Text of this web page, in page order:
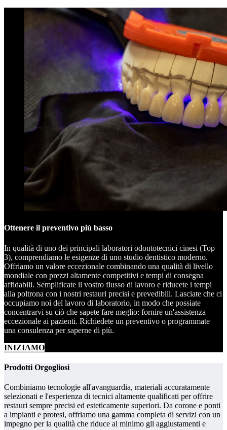
Ottenere il preventivo più basso
In qualità di uno dei principali laboratori odontotecnici cinesi (Top
3), comprendiamo le esigenze di uno studio dentistico moderno.
Offriamo un valore eccezionale combinando una qualità di livello
mondiale con prezzi altamente competitivi e tempi di consegna
affidabili. Semplificate il vostro flusso di lavoro e riducete i tempi
alla poltrona con i nostri restauri precisi e prevedibili. Lasciate che ci
occupiamo noi del lavoro di laboratorio, in modo che possiate
concentrarvi su ciò che sapete fare meglio: fornire un'assistenza
eccezionale ai pazienti. Richiedete un preventivo o programmate
una consulenza per saperne di più.
INIZIAMO
Prodotti Orgogliosi
Combiniamo tecnologie all'avanguardia, materiali accuratamente
selezionati e l'esperienza di tecnici altamente qualificati per offrire
restauri sempre precisi ed esteticamente superiori. Da corone e ponti
a impianti e protesi, offriamo una gamma completa di servizi con un
impegno per la qualità che riduce al minimo gli aggiustamenti e